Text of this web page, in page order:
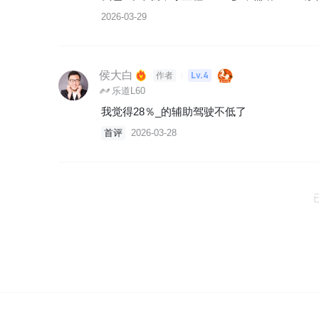
2026-03-29
侯大白 作者 Lv.4
乐道L60
我觉得28％_的辅助驾驶不低了
首评 2026-03-28